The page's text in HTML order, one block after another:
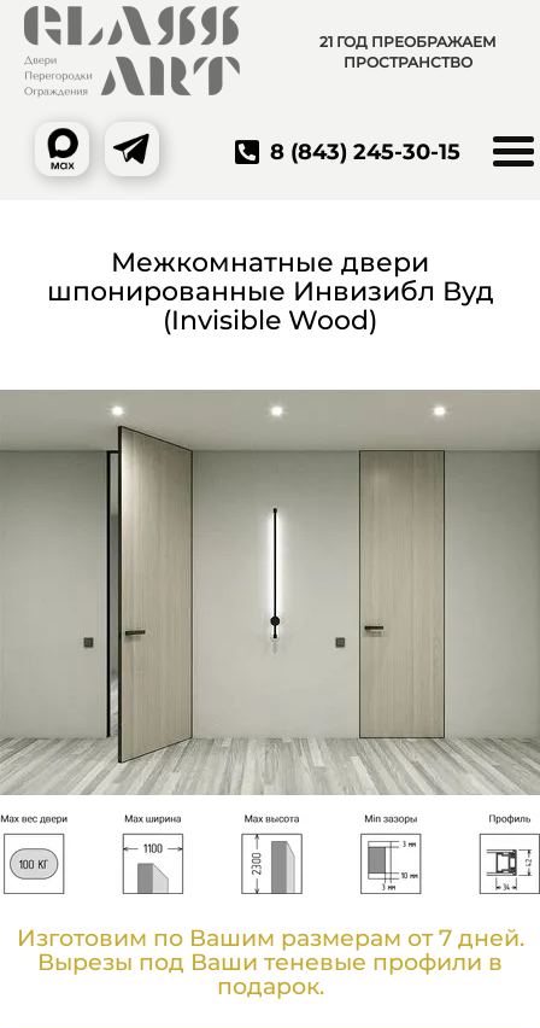
21 ГОД ПРЕОБРАЖАЕМ
ПРОСТРАНСТВО
8 (843) 245-30-15
Межкомнатные двери
шпонированные Инвизибл Вуд
(Invisible Wood)
Изготовим по Вашим размерам от 7 дней.
Вырезы под Ваши теневые профили в
подарок.